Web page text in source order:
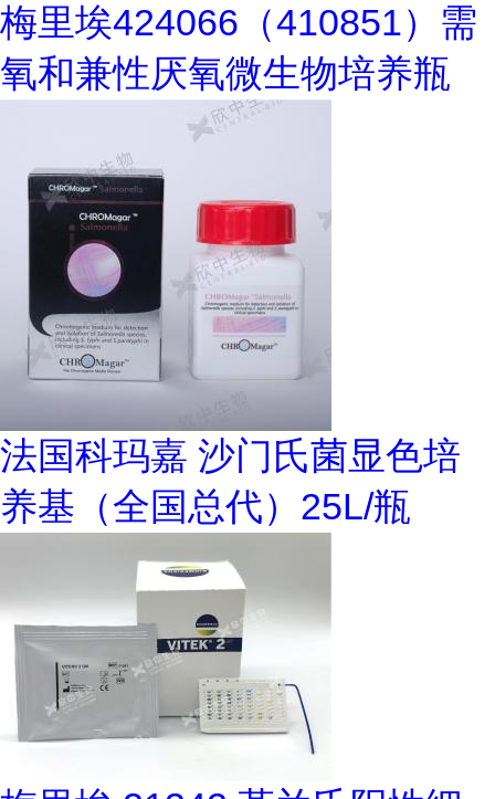
梅里埃424066（410851）需
氧和兼性厌氧微生物培养瓶
法国科玛嘉 沙门氏菌显色培
养基（全国总代）25L/瓶